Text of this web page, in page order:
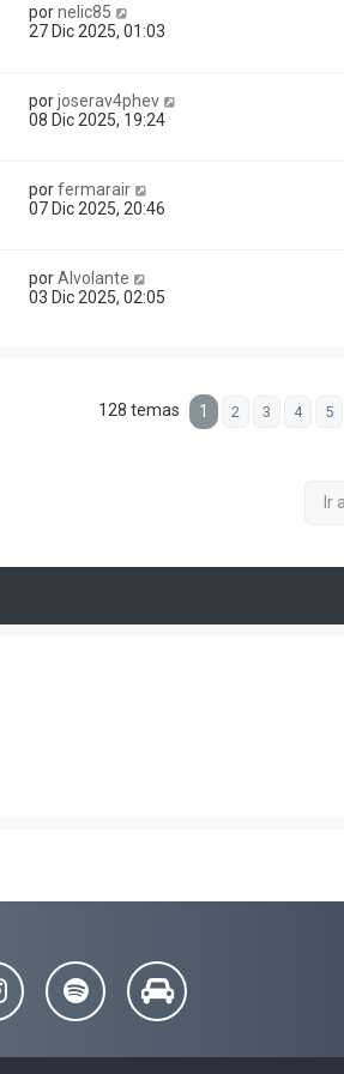
pornelic85
27 Dic 2025, 01:03
porjoserav4phev
08 Dic 2025, 19:24
porfermarair
07 Dic 2025, 20:46
porAlvolante
03 Dic 2025, 02:05
128 temas 1 2 3 4 5
Ir a